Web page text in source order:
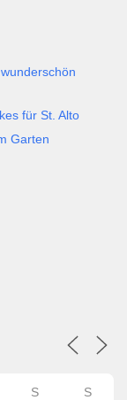
für St. Alto
Garten
S S